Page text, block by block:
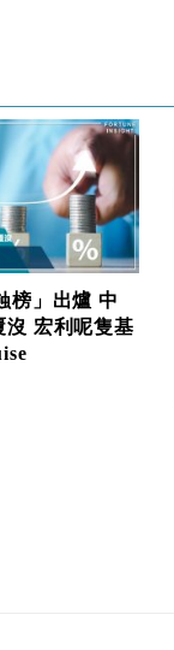
榜」出爐 中
沒 宏利呢隻基